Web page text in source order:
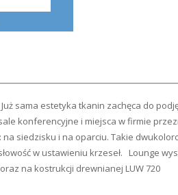
sama estetyka tkanin zachęca do
konferencyjne i miejsca w firmie
siedzisku i na oparciu. Takie
w ustawieniu krzeseł. Lounge
na kostrukcji drewnianej LUW 720